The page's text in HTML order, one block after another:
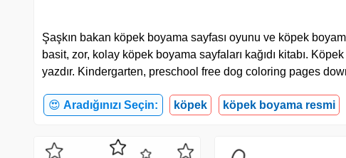
Şaşkın bakan köpek boyama sayfası oyunu ve köpek
basit, zor, kolay köpek boyama sayfaları kağıdı kitabı.
yazdır. Kindergarten, preschool free dog coloring pages
😍 Aradığınızı Seçin: köpek köpek boyama resmi